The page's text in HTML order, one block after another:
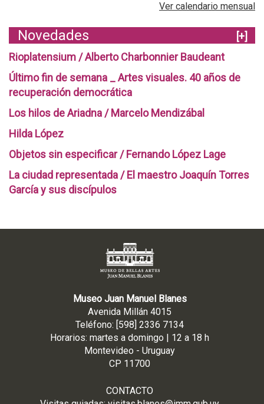
Ver calendario mensual
Novedades
[+]
Rioplatensium / Alberto Charbonnier Baudeant
Último fin de semana _ Artes visuales. 40 años de
recuperación democrática
Los hilos de Ariadna / Marcelo Mendizábal
Hilda López
Objetos sin especificar / Fernando López Lage
La ciudad representada / El maestro Joaquín Torres
García y sus discípulos
Museo Juan Manuel Blanes
Avenida Millán 4015
Teléfono: [598] 2336 7134
Horarios: martes a domingo | 12 a 18 h
Montevideo - Uruguay
CP 11700
CONTACTO